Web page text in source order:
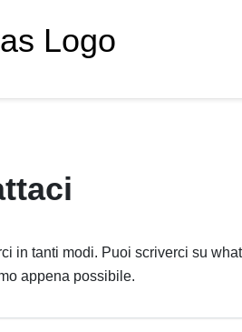
in tanti modi. Puoi scriverci su
appena possibile.